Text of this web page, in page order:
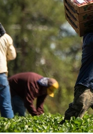
Arrêt sur image